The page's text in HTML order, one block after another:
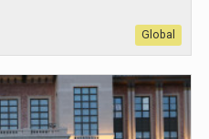
Global